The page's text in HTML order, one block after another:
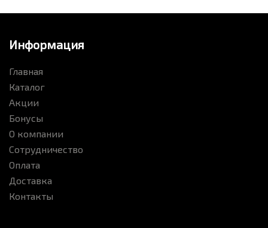
Информация
Главная
Каталог
Акции
Бонусы
О компании
Сотрудничество
Оплата
Доставка
Контакты